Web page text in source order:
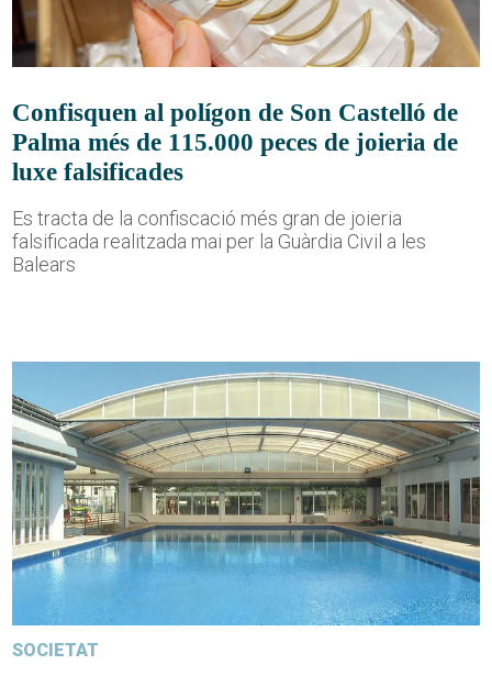
Confisquen al polígon de Son Castelló de
Palma més de 115.000 peces de joieria de
luxe falsificades
Es tracta de la confiscació més gran de joieria
falsificada realitzada mai per la Guàrdia Civil a les
Balears
SOCIETAT